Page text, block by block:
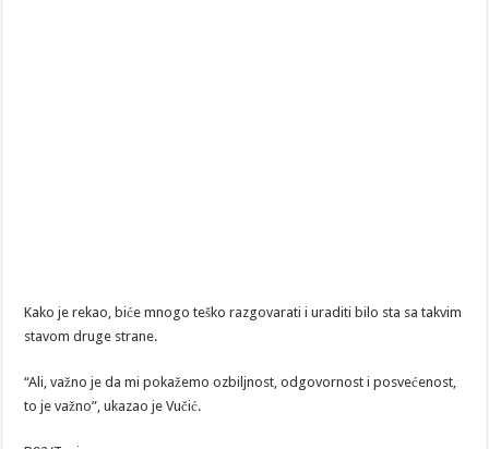
Kako je rekao, biće mnogo teško razgovarati i uraditi bilo sta sa takvim
stavom druge strane.
“Ali, važno je da mi pokažemo ozbiljnost, odgovornost i posvećenost,
to je važno”, ukazao je Vučić.